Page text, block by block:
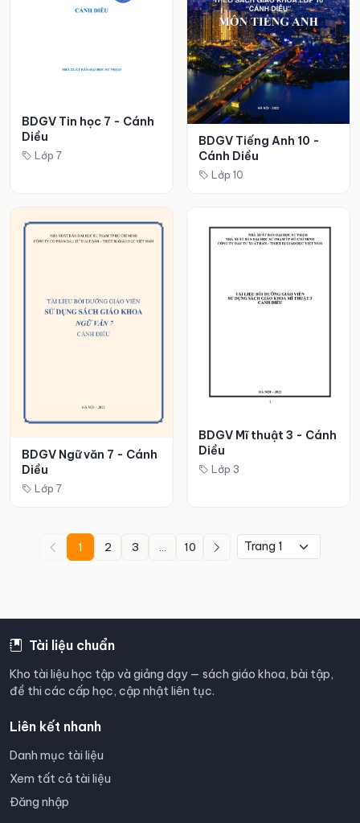
BDGV Tin học 7 - Cánh
Diều
Lớp 7
BDGV Tiếng Anh 10 -
Cánh Diều
Lớp 10
BDGV Ngữ văn 7 - Cánh
Diều
Lớp 7
BDGV Mĩ thuật 3 - Cánh
Diều
Lớp 3
1 2 3 ... 10
Tài liệu chuẩn
Kho tài liệu học tập và giảng dạy — sách giáo khoa, bài tập,
đề thi các cấp học, cập nhật liên tục.
Liên kết nhanh
Danh mục tài liệu
Xem tất cả tài liệu
Đăng nhập